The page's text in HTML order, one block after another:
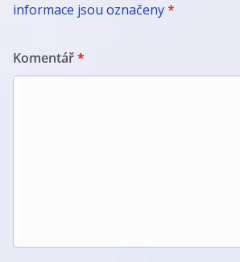
informace jsou označeny*
Komentář*